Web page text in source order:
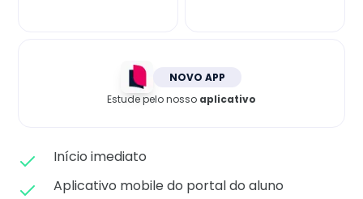
NOVO APP
Estude pelo nosso aplicativo
Início imediato
Aplicativo mobile do portal do aluno